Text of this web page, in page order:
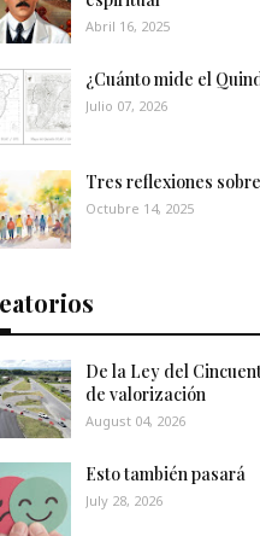
Abril 16, 2025
¿Cuánto mide el
Julio 07, 2026
Tres reflexiones
Octubre 14, 2025
De la Ley del
de valorización
August 04, 2026
Esto también pasará
July 28, 2026